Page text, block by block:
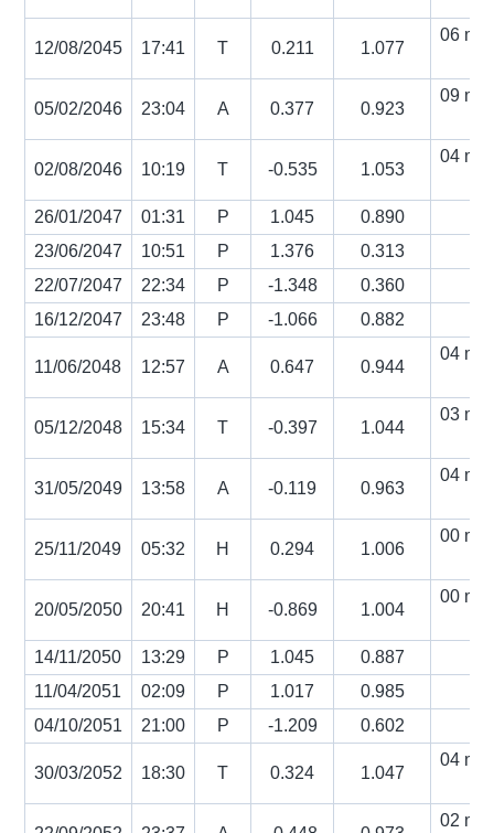
12/08/2045 17:41 T 0.211 1.077
06
05/02/2046 23:04 A 0.377 0.923
09
02/08/2046 10:19 T -0.535 1.053
04
26/01/2047
01:31 P 1.045
0.890
23/06/2047
10:51 P 1.376
0.313
22/07/2047
22:34 P -1.348
0.360
16/12/2047
23:48 P -1.066 0.882
11/06/2048 12:57 A 0.647 0.944
04
05/12/2048 15:34 T -0.397 1.044
03
31/05/2049 13:58 A -0.119 0.963
04
25/11/2049 05:32 H 0.294 1.006
00
20/05/2050 20:41 H -0.869 1.004
00
14/11/2050
13:29 P 1.045
0.887
11/04/2051
02:09 P 1.017
0.985
04/10/2051
21:00 P -1.209 0.602
30/03/2052 18:30 T 0.324 1.047
04
02